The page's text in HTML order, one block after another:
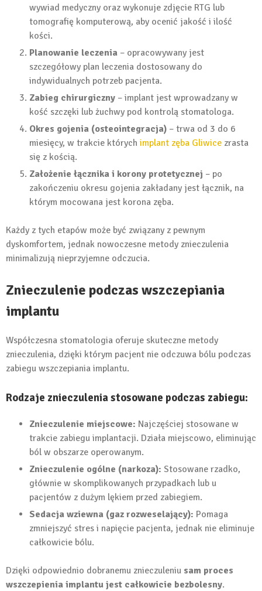
wywiad medyczny oraz wykonuje zdjęcie RTG lub
tomografię komputerową, aby ocenić jakość i ilość
kości.
Planowanie leczenia – opracowywany jest
szczegółowy plan leczenia dostosowany do
indywidualnych potrzeb pacjenta.
Zabieg chirurgiczny – implant jest wprowadzany w
kość szczęki lub żuchwy pod kontrolą stomatologa.
Okres gojenia (osteointegracja) – trwa od 3 do 6
miesięcy, w trakcie których implant zęba Gliwice zrasta
się z kością.
Założenie łącznika i korony protetycznej – po
zakończeniu okresu gojenia zakładany jest łącznik, na
którym mocowana jest korona zęba.
Każdy z tych etapów może być związany z pewnym
dyskomfortem, jednak nowoczesne metody znieczulenia
minimalizują nieprzyjemne odczucia.
Znieczulenie podczas wszczepiania
implantu
Współczesna stomatologia oferuje skuteczne metody
znieczulenia, dzięki którym pacjent nie odczuwa bólu podczas
zabiegu wszczepiania implantu.
Rodzaje znieczulenia stosowane podczas zabiegu:
Znieczulenie miejscowe: Najczęściej stosowane w
trakcie zabiegu implantacji. Działa miejscowo, eliminując
ból w obszarze operowanym.
Znieczulenie ogólne (narkoza): Stosowane rzadko,
głównie w skomplikowanych przypadkach lub u
pacjentów z dużym lękiem przed zabiegiem.
Sedacja wziewna (gaz rozweselający): Pomaga
zmniejszyć stres i napięcie pacjenta, jednak nie eliminuje
całkowicie bólu.
Dzięki odpowiednio dobranemu znieczuleniu sam proces
wszczepienia implantu jest całkowicie bezbolesny.